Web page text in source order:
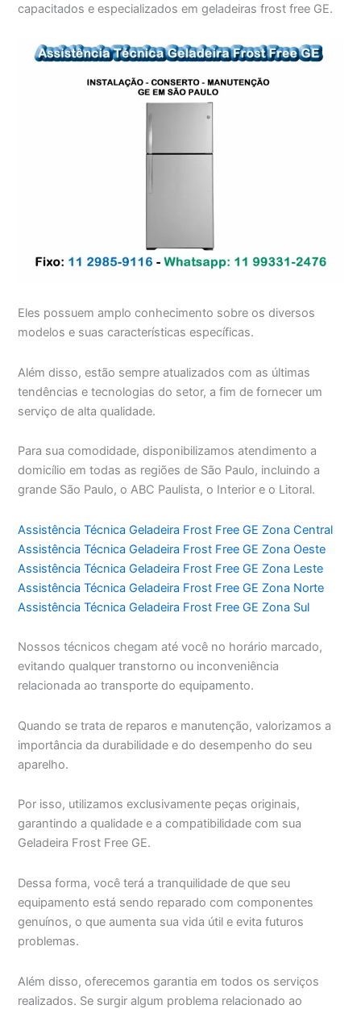
capacitados e especializados em geladeiras frost free GE.
Eles possuem amplo conhecimento sobre os diversos
modelos e suas características específicas.
Além disso, estão sempre atualizados com as últimas
tendências e tecnologias do setor, a fim de fornecer um
serviço de alta qualidade.
Para sua comodidade, disponibilizamos atendimento a
domicílio em todas as regiões de São Paulo, incluindo a
grande São Paulo, o ABC Paulista, o Interior e o Litoral.
Assistência Técnica Geladeira Frost Free GE Zona Central
Assistência Técnica Geladeira Frost Free GE Zona Oeste
Assistência Técnica Geladeira Frost Free GE Zona Leste
Assistência Técnica Geladeira Frost Free GE Zona Norte
Assistência Técnica Geladeira Frost Free GE Zona Sul
Nossos técnicos chegam até você no horário marcado,
evitando qualquer transtorno ou inconveniência
relacionada ao transporte do equipamento.
Quando se trata de reparos e manutenção, valorizamos a
importância da durabilidade e do desempenho do seu
aparelho.
Por isso, utilizamos exclusivamente peças originais,
garantindo a qualidade e a compatibilidade com sua
Geladeira Frost Free GE.
Dessa forma, você terá a tranquilidade de que seu
equipamento está sendo reparado com componentes
genuínos, o que aumenta sua vida útil e evita futuros
problemas.
Além disso, oferecemos garantia em todos os serviços
realizados. Se surgir algum problema relacionado ao